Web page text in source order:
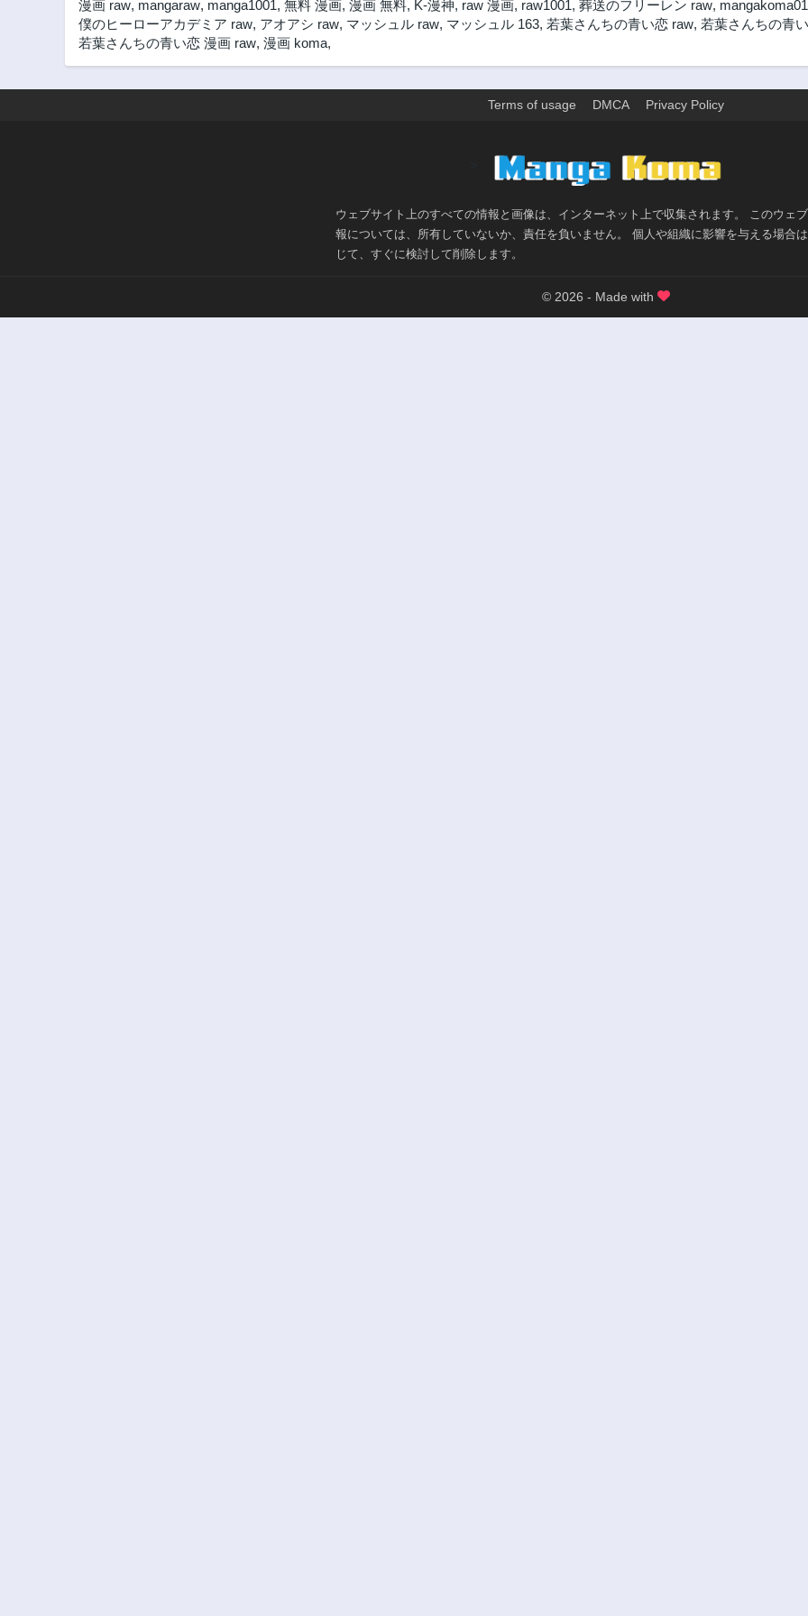
漫画 raw, mangaraw, manga1001, 無料 漫画, 漫画 無料, K-漫神, raw 漫画, raw1001, 葬送のフリーレン raw, mangakoma01
僕のヒーローアカデミア raw, アオアシ raw, マッシュル raw, マッシュル 163, 若葉さんちの青い恋 raw, 若葉さんちの青
若葉さんちの青い恋 漫画 raw, 漫画 koma,
Terms of usage DMCA Privacy Policy
ウェブサイト上のすべての情報と画像は、インターネット上で収集されます。 このウェ
報については、所有していないか、責任を負いません。 個人や組織に影響を与える場合
じて、すぐに検討して削除します。
© 2026 - Made with